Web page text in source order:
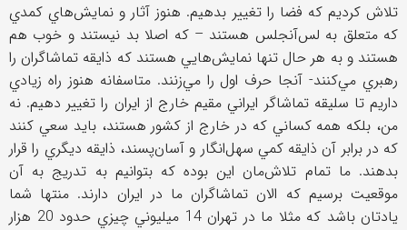
تلاش كرديم كه فضا را تغيير بدهيم. هنوز آثار و نمايش‌هاي كمدي
كه متعلق به لس‌آنجلس هستند – كه اصلا بد نيستند و خوب هم
هستند و به هر حال تنها نمايش‌هايي هستند كه ذايقه تماشاگران را
رهبري مي‌كنند- آنجا حرف اول را مي‌زنند. متاسفانه هنوز راه زيادي
داريم تا سليقه تماشاگر ايراني مقيم خارج از ايران را تغيير دهيم. نه
من، بلكه همه كساني كه در خارج از كشور هستند، بايد سعي كنند
كه در برابر آن ذايقه كمي سهل‌انگار و آسان‌پسند، ذايقه ديگري را قرار
بدهند. ما تمام تلاش‌مان اين بوده كه بتوانيم به تدريج به آن
موقعيت برسيم كه الان تماشاگران ما در ايران دارند. منتها شما
يادتان باشد كه مثلا ما در تهران 14 ميليوني چيزي حدود 20 هزار